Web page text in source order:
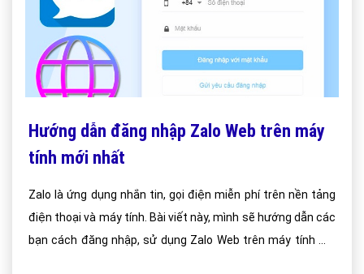
Hướng dẫn đăng nhập Zalo Web trên máy
tính mới nhất
Zalo là ứng dụng nhắn tin, gọi điện miễn phí trên nền tảng
điện thoại và máy tính. Bài viết này, mình sẽ hướng dẫn các
bạn cách đăng nhập, sử dụng Zalo Web trên máy tính mà